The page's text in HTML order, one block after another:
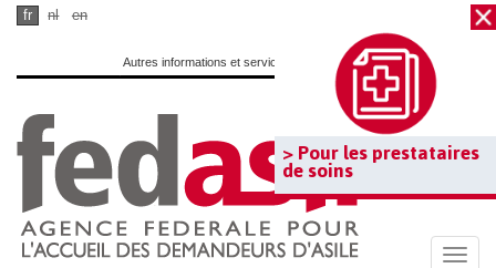
Passer
contenu
principal
> Pour les prestataires
de soins
fr nl en
Autres informations et services officiels :www.belgium.be